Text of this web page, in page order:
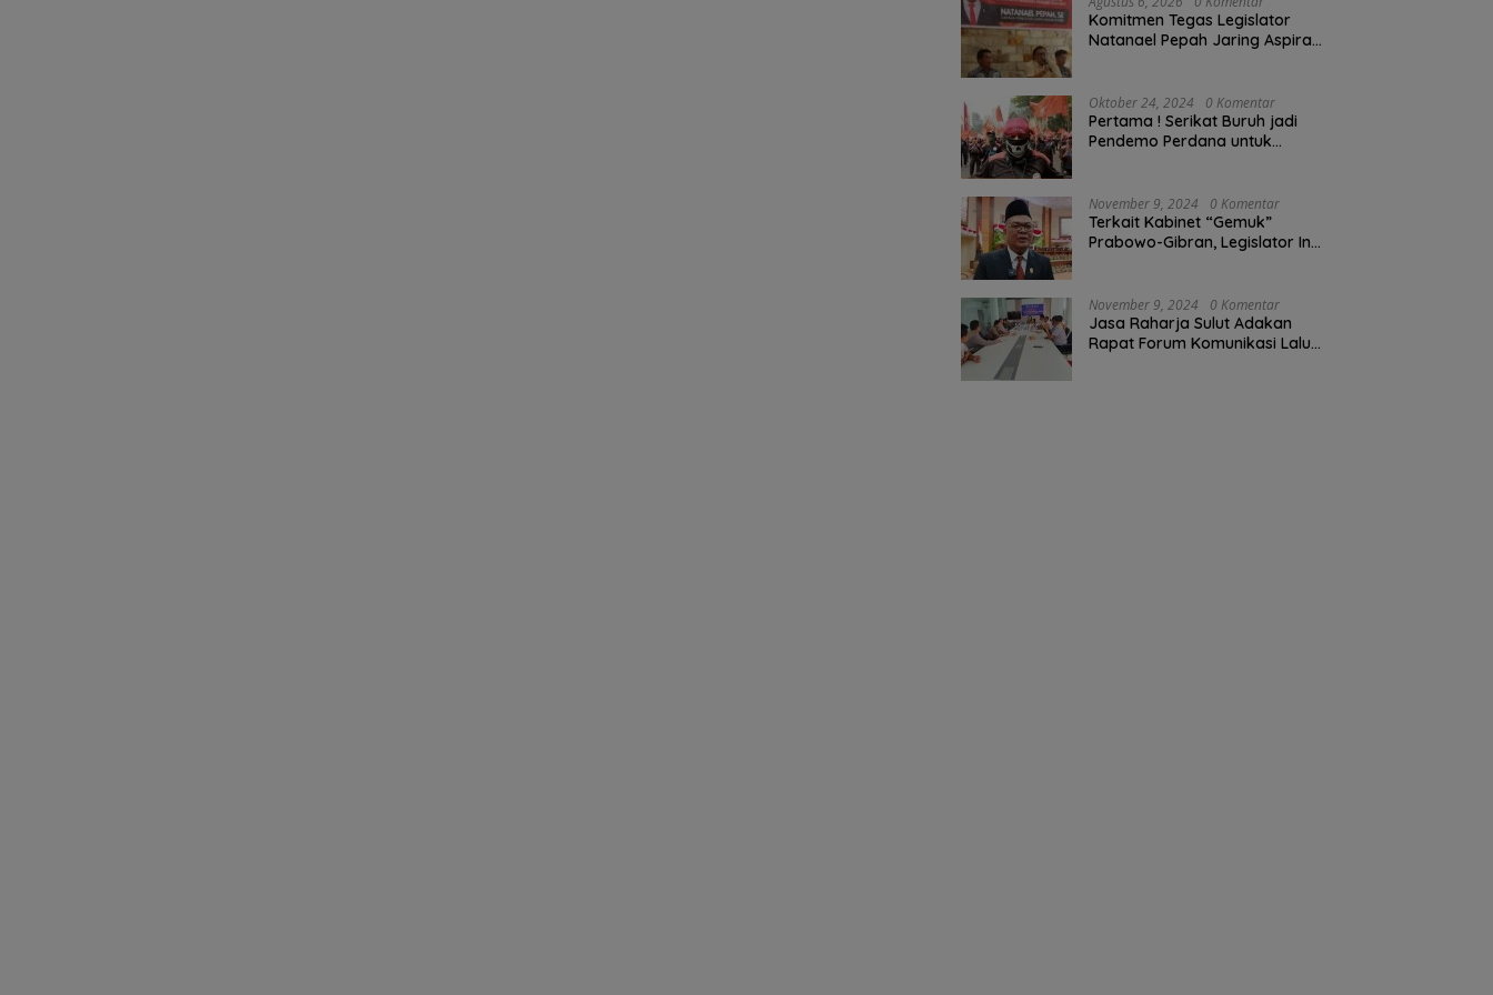
Komitmen Tegas Legislator
Natanael Pepah Jaring Aspirasi
Infrastruktur
Oktober 24, 2024 0 Komentar
Pertama ! Serikat Buruh jadi
Pendemo Perdana untuk
November 9, 2024 0 Komentar
Terkait Kabinet “Gemuk”
Prabowo-Gibran, Legislator Ini
November 9, 2024 0 Komentar
Jasa Raharja Sulut Adakan
Rapat Forum Komunikasi Lalu